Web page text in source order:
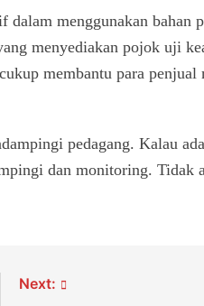
menggunakan bahan
menyediakan pojok uji
membantu para
pedagang. Kalau
dan monitoring. Tidak
Next: